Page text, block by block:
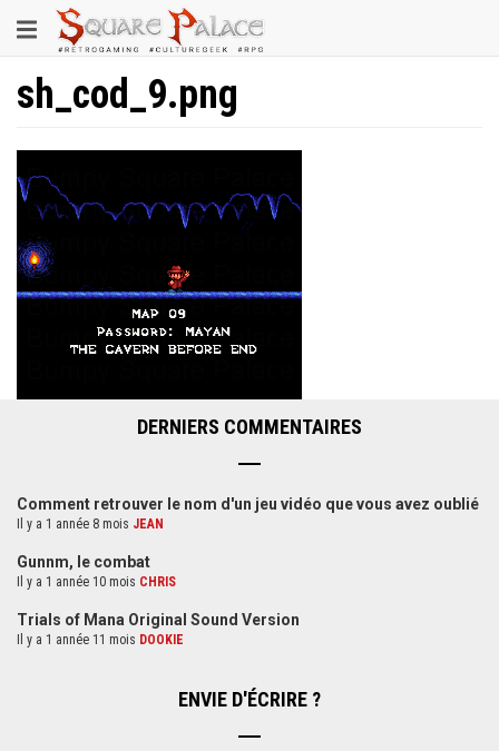
au
contenu
principal
Toggle
navigation
sh_cod_9.png
DERNIERS COMMENTAIRES
Comment retrouver le nom d'un jeu vidéo que vous avez oublié
Il y a 1 année 8 mois JEAN
Gunnm, le combat
Il y a 1 année 10 mois CHRIS
Trials of Mana Original Sound Version
Il y a 1 année 11 mois DOOKIE
ENVIE D'ÉCRIRE ?